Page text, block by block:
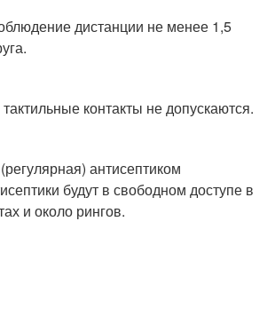
дистанции не менее 1,5
контакты не допускаются.
антисептиком
будут в свободном доступе в
и около рингов.